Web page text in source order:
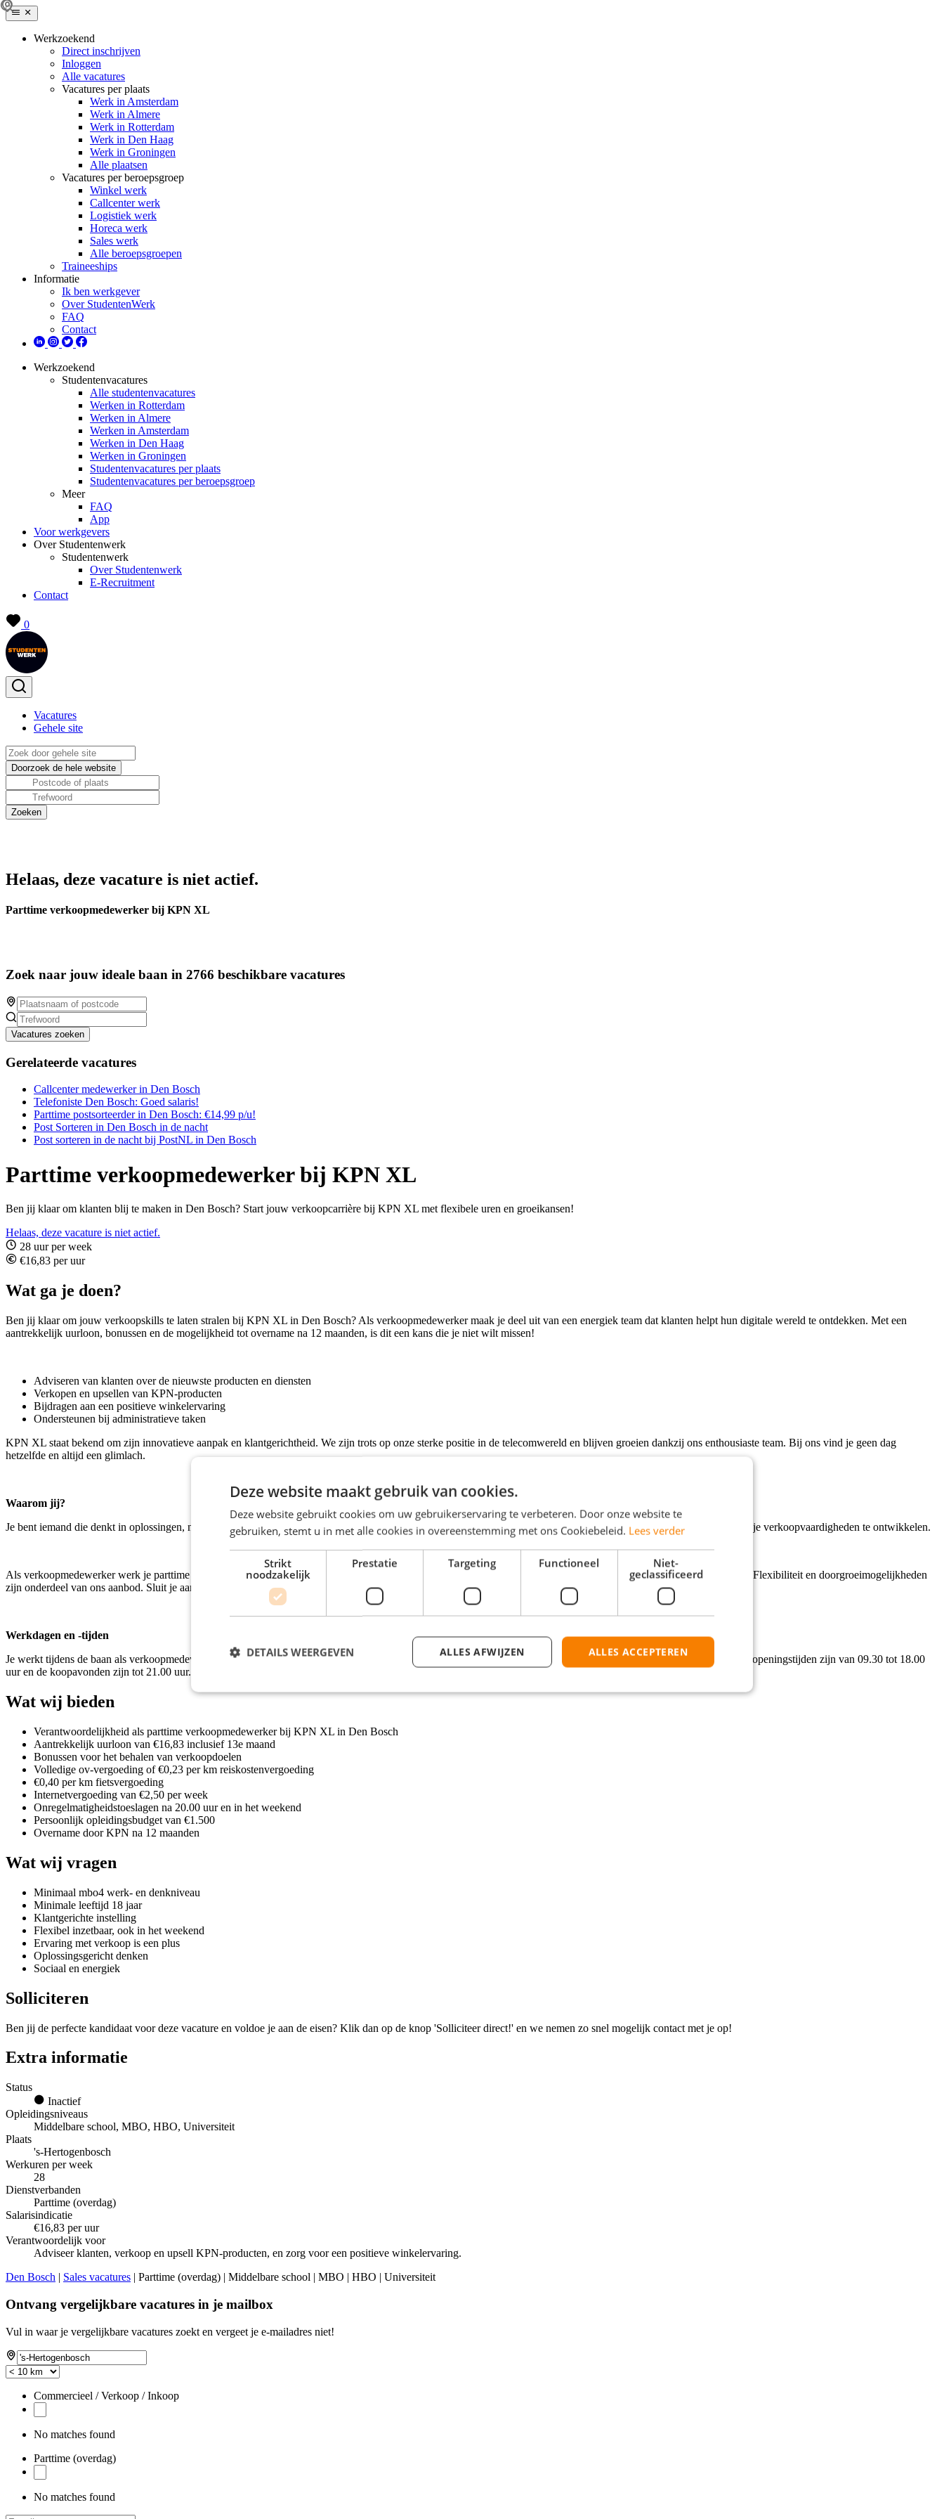
Werkzoekend
Direct inschrijven
Inloggen
Alle vacatures
Vacatures per plaats
Werk in Amsterdam
Werk in Almere
Werk in Rotterdam
Werk in Den Haag
Werk in Groningen
Alle plaatsen
Vacatures per beroepsgroep
Winkel werk
Callcenter werk
Logistiek werk
Horeca werk
Sales werk
Alle beroepsgroepen
Traineeships
Informatie
Ik ben werkgever
Over StudentenWerk
FAQ
Contact
Werkzoekend
Studentenvacatures
Alle studentenvacatures
Werken in Rotterdam
Werken in Almere
Werken in Amsterdam
Werken in Den Haag
Werken in Groningen
Studentenvacatures per plaats
Studentenvacatures per beroepsgroep
Meer
FAQ
App
Voor werkgevers
Over Studentenwerk
Studentenwerk
Over Studentenwerk
E-Recruitment
Contact
0
Vacatures
Gehele site
Helaas, deze vacature is niet actief.
Parttime verkoopmedewerker bij KPN XL
Zoek naar jouw ideale baan in 2766 beschikbare vacatures
Vacatures zoeken
Gerelateerde vacatures
Callcenter medewerker in Den Bosch
Telefoniste Den Bosch: Goed salaris!
Parttime postsorteerder in Den Bosch: €14,99 p/u!
Post Sorteren in Den Bosch in de nacht
Post sorteren in de nacht bij PostNL in Den Bosch
Parttime verkoopmedewerker bij KPN XL
Ben jij klaar om klanten blij te maken in Den Bosch? Start jouw verkoopcarrière bij KPN XL met flexibele uren en groeikansen!
Helaas, deze vacature is niet actief.
28 uur per week
€16,83 per uur
Wat ga je doen?
Ben jij klaar om jouw verkoopskills te laten stralen bij KPN XL in Den Bosch? Als verkoopmedewerker maak je deel uit van een energiek team dat klanten helpt hun digitale wereld te ontdekken. Met een
aantrekkelijk uurloon, bonussen en de mogelijkheid tot overname na 12 maanden, is dit een kans die je niet wilt missen!
Adviseren van klanten over de nieuwste producten en diensten
Verkopen en upsellen van KPN-producten
Bijdragen aan een positieve winkelervaring
Ondersteunen bij administratieve taken
KPN XL staat bekend om zijn innovatieve aanpak en klantgerichtheid. We zijn trots op onze sterke positie in de telecomwereld en blijven groeien dankzij ons enthousiaste team. Bij ons vind je geen dag
hetzelfde en altijd een glimlach.
Waarom jij?
Je bent iemand die denkt in oplossingen, niet in problemen. Met jouw positieve instelling en klantgerichte houding maak je het verschil. Je bent gemotiveerd en klaar om je verkoopvaardigheden te ontwikkelen.
Als verkoopmedewerker werk je parttime overdag in Den Bosch. Je ontvangt een aantrekkelijk uurloon en bonussen, met de mogelijkheid tot overname na 12 maanden. Flexibiliteit en doorgroeimogelijkheden
zijn onderdeel van ons aanbod. Sluit je aan bij KPN XL en bezorg elke klant een glimlach!
Werkdagen en -tijden
Je werkt tijdens de baan als verkoopmedewerker in Den Bosch 28 uur per week. Dit kan van maandag tot en met zondag, afhankelijk van je beschikbaarheid. De winkelopeningstijden zijn van 09.30 tot 18.00
uur en de koopavonden zijn tot 21.00 uur. Je werkt dus ook in het weekend en soms tijdens de koopavond.
Wat wij bieden
Verantwoordelijkheid als parttime verkoopmedewerker bij KPN XL in Den Bosch
Aantrekkelijk uurloon van €16,83 inclusief 13e maand
Bonussen voor het behalen van verkoopdoelen
Volledige ov-vergoeding of €0,23 per km reiskostenvergoeding
€0,40 per km fietsvergoeding
Internetvergoeding van €2,50 per week
Onregelmatigheidstoeslagen na 20.00 uur en in het weekend
Persoonlijk opleidingsbudget van €1.500
Overname door KPN na 12 maanden
Wat wij vragen
Minimaal mbo4 werk- en denkniveau
Minimale leeftijd 18 jaar
Klantgerichte instelling
Flexibel inzetbaar, ook in het weekend
Ervaring met verkoop is een plus
Oplossingsgericht denken
Sociaal en energiek
Solliciteren
Ben jij de perfecte kandidaat voor deze vacature en voldoe je aan de eisen? Klik dan op de knop 'Solliciteer direct!' en we nemen zo snel mogelijk contact met je op!
Extra informatie
Status
Inactief
Opleidingsniveaus
Middelbare school, MBO, HBO, Universiteit
Plaats
's-Hertogenbosch
Werkuren per week
28
Dienstverbanden
Parttime (overdag)
Salarisindicatie
€16,83 per uur
Verantwoordelijk voor
Adviseer klanten, verkoop en upsell KPN-producten, en zorg voor een positieve winkelervaring.
Den Bosch | Sales vacatures | Parttime (overdag) | Middelbare school | MBO | HBO | Universiteit
Ontvang vergelijkbare vacatures in je mailbox
Vul in waar je vergelijkbare vacatures zoekt en vergeet je e-mailadres niet!
Commercieel / Verkoop / Inkoop
No matches found
Parttime (overdag)
No matches found
Deze website maakt gebruik van cookies.
Deze website gebruikt cookies om uw gebruikerservaring te verbeteren. Door onze website te
gebruiken, stemt u in met alle cookies in overeenstemming met ons Cookiebeleid. Lees verder
Strikt
noodzakelijk
Prestatie Targeting Functioneel
Niet-
geclassificeerd
ALLES ACCEPTEREN
ALLES AFWIJZEN
DETAILS WEERGEVEN